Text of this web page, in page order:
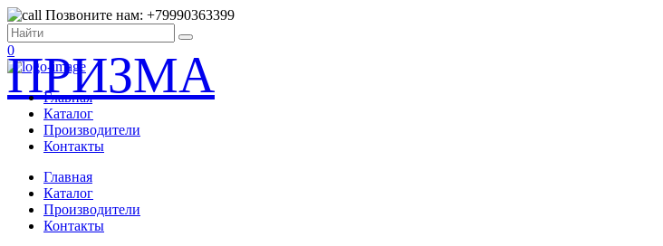
Позвоните нам: +79990363399
0
ПРИЗМА
Главная
Каталог
Производители
Контакты
Главная
Каталог
Производители
Контакты